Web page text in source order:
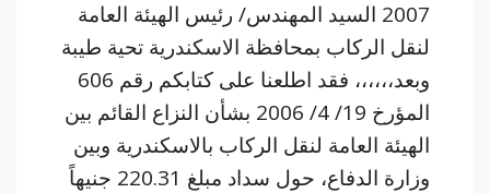
2007 السيد المهندس/ رئيس الهيئة العامة
لنقل الركاب بمحافظة الاسكندرية تحية طيبة
وبعد،،،،،، فقد اطلعنا على كتابكم رقم 606
المؤرخ 19/ 4/ 2006 بشأن النزاع القائم بين
الهيئة العامة لنقل الركاب بالاسكندرية وبين
وزارة الدفاع، حول سداد مبلغ 220.31 جنيهاً